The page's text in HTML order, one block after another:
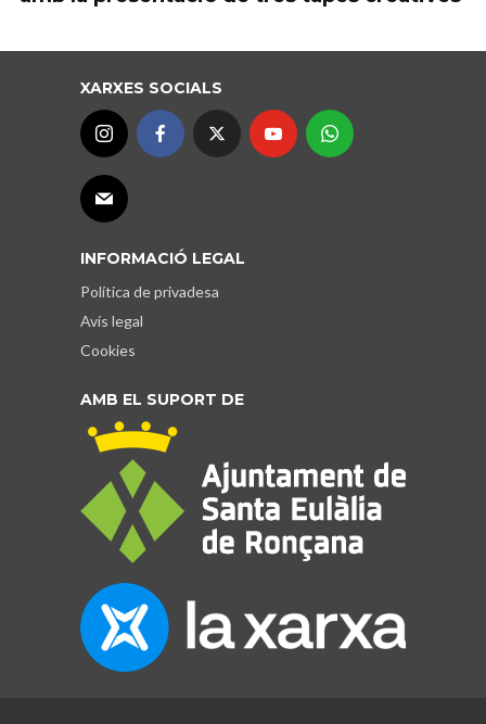
XARXES SOCIALS
INFORMACIÓ LEGAL
Política de privadesa
Avís legal
Cookies
AMB EL SUPORT DE